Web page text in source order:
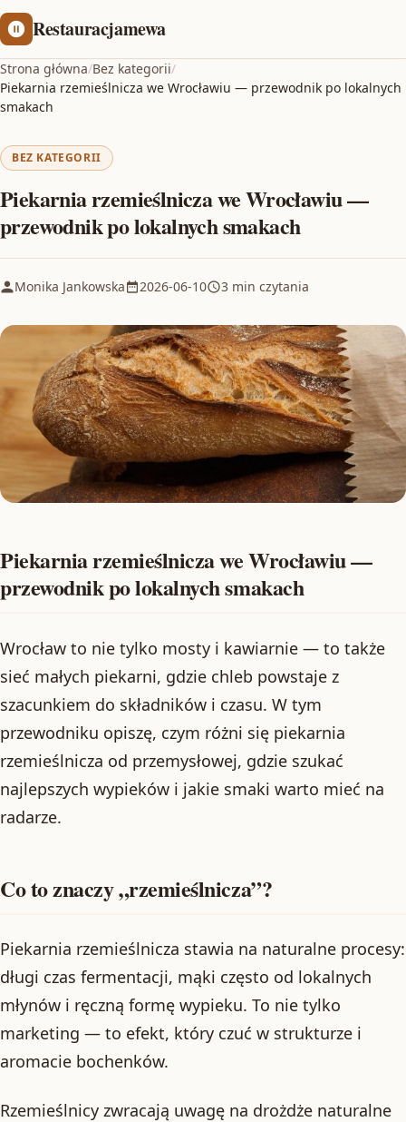
Restauracjamewa
Strona główna/Bez kategorii/
Piekarnia rzemieślnicza we Wrocławiu — przewodnik po lokalnych
smakach
BEZ KATEGORII
Piekarnia rzemieślnicza we Wrocławiu —
przewodnik po lokalnych smakach
Monika Jankowska 2026-06-10 3 min czytania
Piekarnia rzemieślnicza we Wrocławiu —
przewodnik po lokalnych smakach
Wrocław to nie tylko mosty i kawiarnie — to także
sieć małych piekarni, gdzie chleb powstaje z
szacunkiem do składników i czasu. W tym
przewodniku opiszę, czym różni się piekarnia
rzemieślnicza od przemysłowej, gdzie szukać
najlepszych wypieków i jakie smaki warto mieć na
radarze.
Co to znaczy „rzemieślnicza”?
Piekarnia rzemieślnicza stawia na naturalne procesy:
długi czas fermentacji, mąki często od lokalnych
młynów i ręczną formę wypieku. To nie tylko
marketing — to efekt, który czuć w strukturze i
aromacie bochenków.
Rzemieślnicy zwracają uwagę na drożdże naturalne